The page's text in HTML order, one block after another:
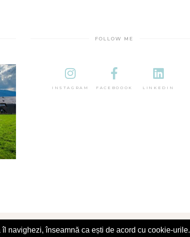
FOLLOW ME
INSTAGRAM FACEBOOOK LINKEDIN
navighezi, înseamnă ca ești de acord cu cookie-urile.